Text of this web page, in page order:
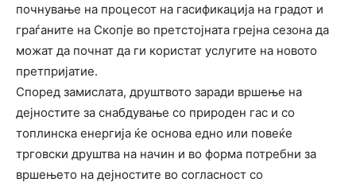
почнување на процесот на гасификација на градот и
граѓаните на Скопје во претстојната грејна сезона да
можат да почнат да ги користат услугите на новото
претпријатие.
Според замислата, друштвото заради вршење на
дејностите за снабдување со природен гас и со
топлинска енергија ќе основа едно или повеќе
трговски друштва на начин и во форма потребни за
вршењето на дејностите во согласност со